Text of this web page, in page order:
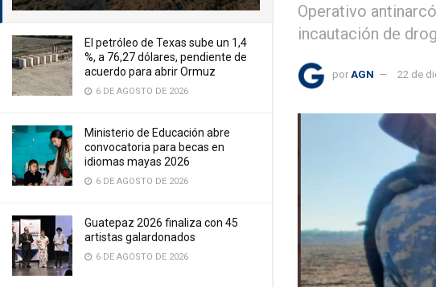
El petróleo de Texas sube un 1,4
%, a 76,27 dólares, pendiente de
acuerdo para abrir Ormuz
6 DE AGOSTO DE 2026
Ministerio de Educación abre
convocatoria para becas en
idiomas mayas 2026
6 DE AGOSTO DE 2026
Guatepaz 2026 finaliza con 45
artistas galardonados
6 DE AGOSTO DE 2026
Operativo
incautación de
por AGN 22 de